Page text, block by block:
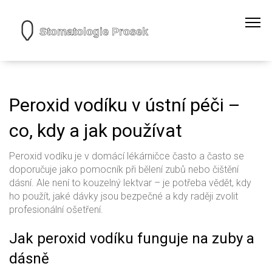
Peroxid vodíku v ústní péči –
co, kdy a jak používat
Peroxid vodíku je v domácí lékárničce často a často se
doporučuje jako pomocník při bělení zubů nebo čištění
dásní. Ale není to kouzelný lektvar – je potřeba vědět, kdy
ho použít, jaké dávky jsou bezpečné a kdy raději zvolit
profesionální ošetření.
Jak peroxid vodíku funguje na zuby a
dásně